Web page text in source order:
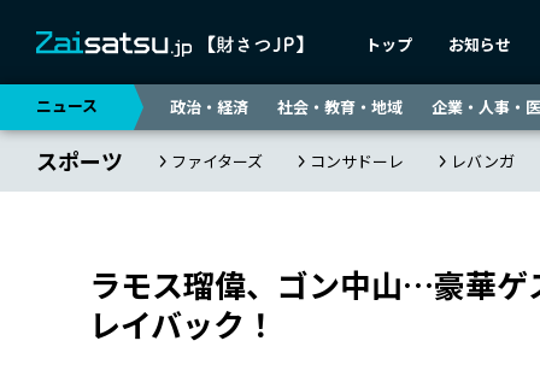
トップ お知らせ
ニュース 政治・経済 社会・教育・地域 企業・人事・
スポーツ ファイターズ コンサドーレ レバンガ
ラモス瑠偉、ゴン中山…豪華
レイバック！